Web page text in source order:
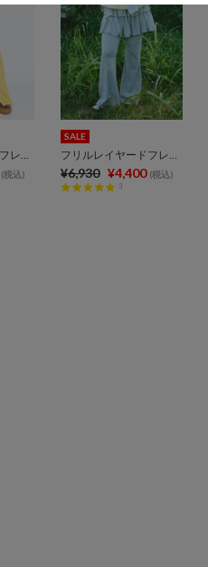
フロントスリットフレアパンツ
(税込)
SALE
フリルレイヤードフレアパンツ
¥6,930 ¥4,400 (税込)
3